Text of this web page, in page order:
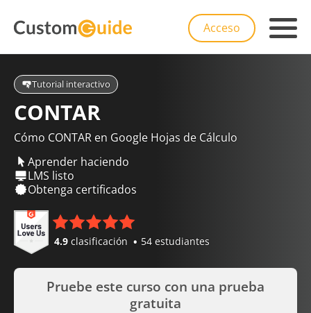
Acceso
Tutorial interactivo
CONTAR
Cómo CONTAR en Google Hojas de Cálculo
Aprender haciendo
LMS listo
Obtenga certificados
4.9 clasificación 54 estudiantes
Pruebe este curso con una prueba
gratuita